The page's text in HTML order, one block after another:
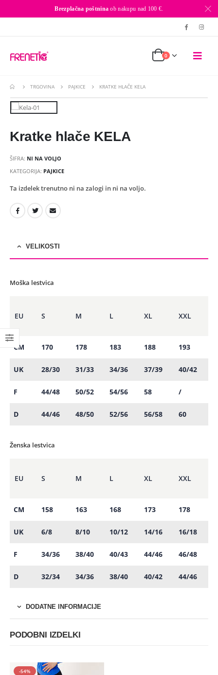
Brezplačna poštnina ob nakupu nad 100 €.
0
TRGOVINA PAJKICE KRATKE HLAČE KELA
Kratke hlače KELA
ŠIFRA: NI NA VOLJO
KATEGORIJA: PAJKICE
Ta izdelek trenutno ni na zalogi in ni na voljo.
VELIKOSTI
Moška lestvica
EU S M L XL XXL
CM 170 178 183 188 193
UK 28/30 31/33 34/36 37/39 40/42
F 44/48 50/52 54/56 58 /
D 44/46 48/50 52/56 56/58 60
Ženska lestvica
EU S M L XL XXL
CM 158 163 168 173 178
UK 6/8 8/10 10/12 14/16 16/18
F 34/36 38/40 40/43 44/46 46/48
D 32/34 34/36 38/40 40/42 44/46
DODATNE INFORMACIJE
PODOBNI IZDELKI
-54%